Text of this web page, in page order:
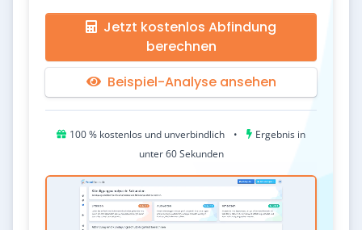
Jetzt kostenlos Abfindung
berechnen
Beispiel-Analyse ansehen
100 % kostenlos und unverbindlich •
Ergebnis in
unter 60 Sekunden